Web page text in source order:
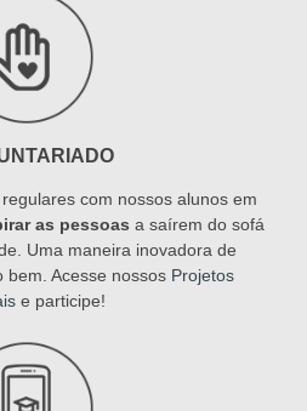
com nossos alunos em
as pessoas a saírem do sofá
Uma maneira inovadora de
Acesse nossos Projetos
e participe!